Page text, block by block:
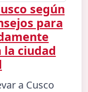
según
para
ciudad
a Cusco